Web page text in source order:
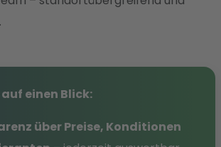
einen Blick:
über Preise, Konditionen